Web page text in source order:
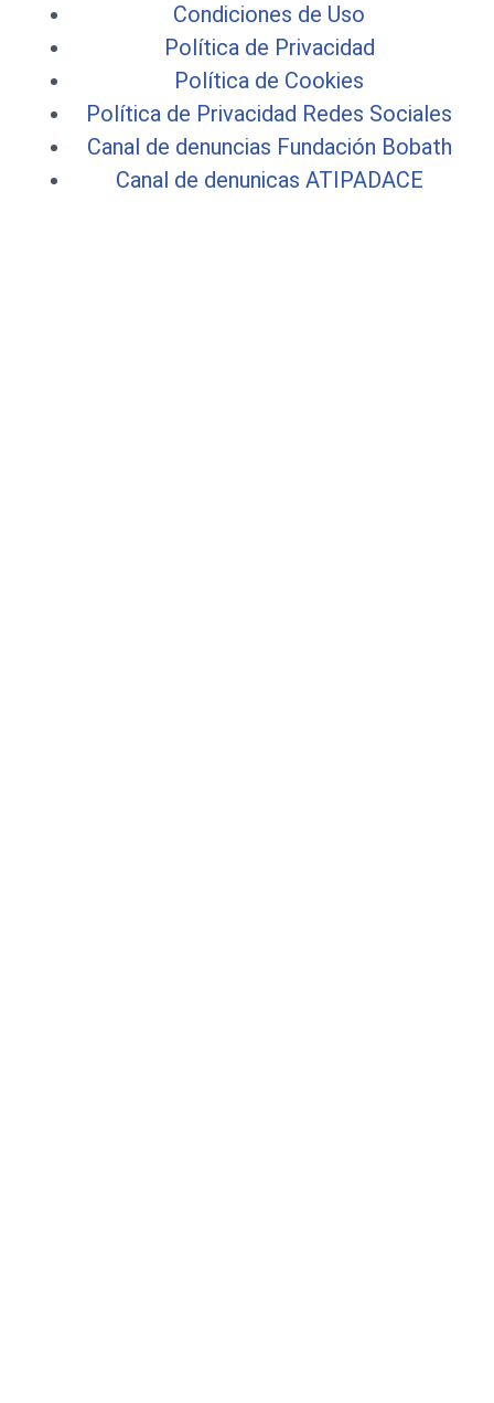
Condiciones de Uso
Política de Privacidad
Política de Cookies
Política de Privacidad Redes Sociales
Canal de denuncias Fundación Bobath
Canal de denunicas ATIPADACE